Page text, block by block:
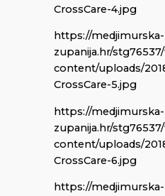
CrossCare-4.jpg
https://medjimurska-
zupanija.hr/
content/uploads/
CrossCare-5.jpg
https://medjimurska-
zupanija.hr/
content/uploads/
CrossCare-6.jpg
https://medjimurska-